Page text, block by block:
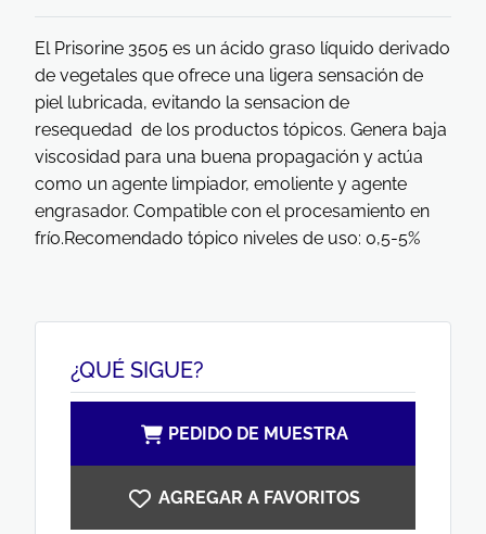
El Prisorine 3505 es un ácido graso líquido derivado
de vegetales que ofrece una ligera sensación de
piel lubricada, evitando la sensacion de
resequedad de los productos tópicos. Genera baja
viscosidad para una buena propagación y actúa
como un agente limpiador, emoliente y agente
engrasador. Compatible con el procesamiento en
frío.Recomendado tópico niveles de uso: 0,5-5%
¿QUÉ SIGUE?
PEDIDO DE MUESTRA
AGREGAR A FAVORITOS